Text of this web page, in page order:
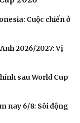
Cuộc chiến ở
2026/2027: Vị
sau World Cup
nay 6/8: Sôi động